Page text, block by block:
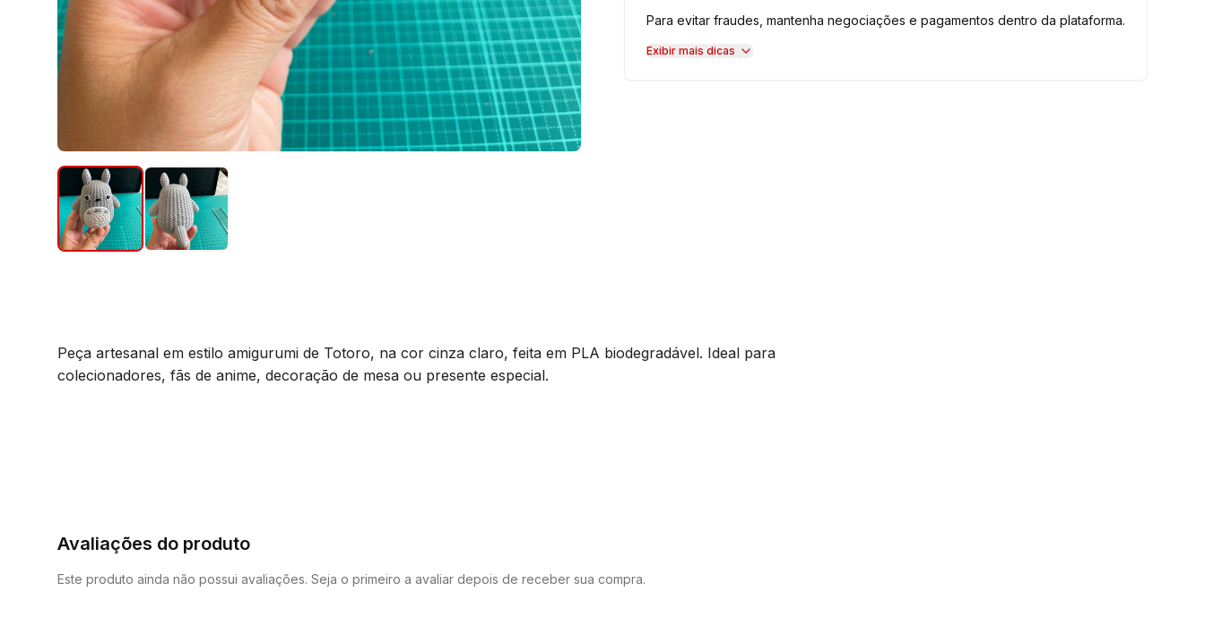
Para evitar fraudes, mantenha negociações e pagamentos dentro da plataforma.
Exibir mais dicas
Peça artesanal em estilo amigurumi de Totoro, na cor cinza claro, feita em PLA biodegradável. Ideal para
colecionadores, fãs de anime, decoração de mesa ou presente especial.
Avaliações do produto
Este produto ainda não possui avaliações. Seja o primeiro a avaliar depois de receber sua compra.